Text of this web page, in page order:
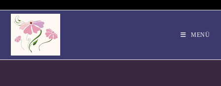
Inhalt
springen
MENÜ